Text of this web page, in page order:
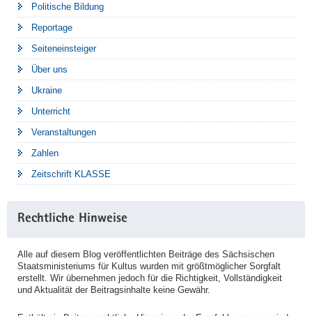
Politische Bildung
Reportage
Seiteneinsteiger
Über uns
Ukraine
Unterricht
Veranstaltungen
Zahlen
Zeitschrift KLASSE
Rechtliche Hinweise
Alle auf diesem Blog veröffentlichten Beiträge des Sächsischen
Staatsministeriums für Kultus wurden mit größtmöglicher Sorgfalt
erstellt. Wir übernehmen jedoch für die Richtigkeit, Vollständigkeit
und Aktualität der Beitragsinhalte keine Gewähr.